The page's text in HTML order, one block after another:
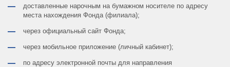
доставленные нарочным на бумажном носителе по адресу
места нахождения Фонда (филиала);
через официальный сайт Фонда;
через мобильное приложение (личный кабинет);
по адресу электронной почты для направления